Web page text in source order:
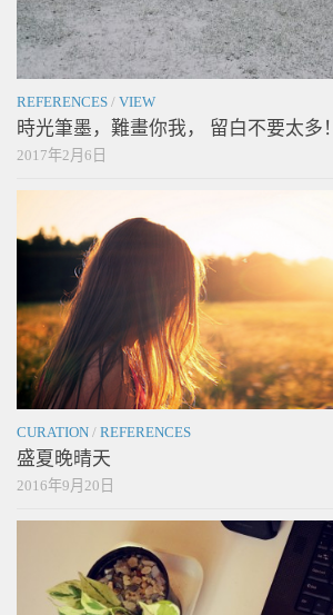
REFERENCES / VIEW
時光筆墨，難畫你我， 留白不要太多！
2017年2月6日
CURATION / REFERENCES
盛夏晚晴天
2016年9月20日